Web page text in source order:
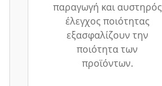
παραγωγή και αυστηρός
έλεγχος ποιότητας
εξασφαλίζουν την
ποιότητα των
προϊόντων.